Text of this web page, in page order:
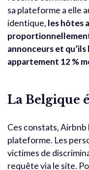
sa plateforme a elle
identique, les hôtes
annonceurs et
appartement 12 %
La Belgique
Ces constats, Airbnb
plateforme. Les
victimes de
requête via le site.